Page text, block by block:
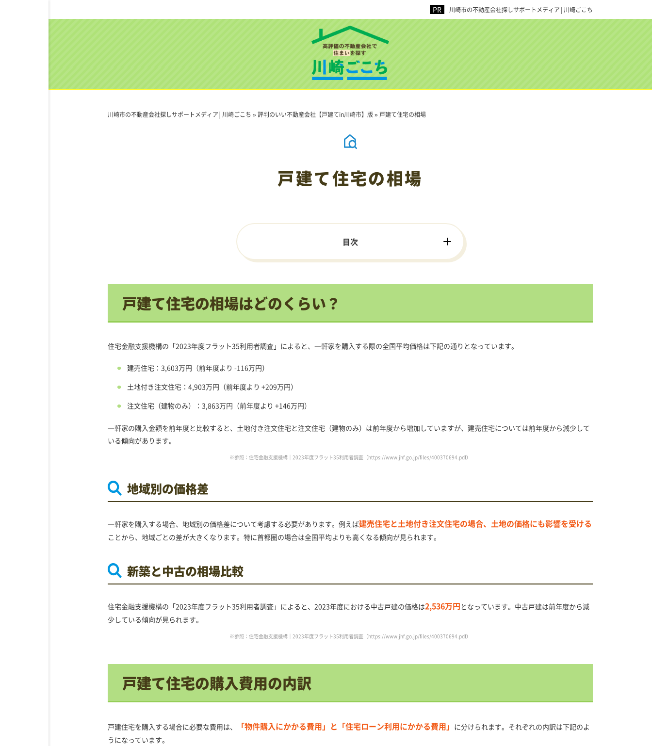
川崎市の不動産会社探しサポートメディア│川崎ごこち
川崎市の不動産会社探しサポートメディア│川崎ごこち »評判のいい不動産会社【戸建てin川崎市】版» 戸建て住宅の相場
戸建て住宅の相場
目次
戸建て住宅の相場はどのくらい？
住宅金融支援機構の「2023年度フラット35利用者調査」によると、一軒家を購入する際の全国平均価格は下記の通りとなっています。
建売住宅： 3,603万円 （前年度より -116万円）
土地付き注文住宅： 4,903万円 （前年度より +209万円）
注文住宅（建物のみ）
：3,863万円 （前年度より +146万円）
一軒家の購入金額を前年度と比較すると、土地付き注文住宅と注文住宅（建物のみ）は前年度から増加していますが、建売住宅については前年度から減少して
いる傾向があります。
※参照：住宅金融支援機構｜2023年度フラット35利用者調査（https://www.jhf.go.jp/files/400370694.pdf）
地域別の価格差
一軒家を購入する場合、地域別の価格差について考慮する必要があります。例えば建売住宅と土地付き注文住宅の場合、土地の価格にも影響を受ける
ことから、地域ごとの差が大きくなります。特に首都圏の場合は全国平均よりも高くなる傾向が見られます。
新築と中古の相場比較
住宅金融支援機構の「2023年度フラット35利用者調査」によると、2023年度における中古戸建の価格は2,536万円 となっています。中古戸建は前年度から減
少している傾向が見られます。
※参照：住宅金融支援機構｜2023年度フラット35利用者調査（https://www.jhf.go.jp/files/400370694.pdf）
戸建て住宅の購入費用の内訳
戸建住宅を購入する場合に必要な費用は、 「物件購入にかかる費用」と「住宅ローン利用にかかる費用」 に分けられます。それぞれの内訳は下記のよ
うになっています。